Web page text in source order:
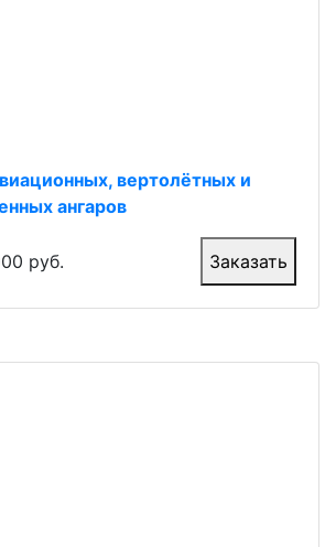
вертолётных и
ангаров
руб. Заказать